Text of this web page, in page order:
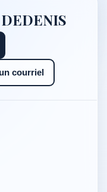
courriel